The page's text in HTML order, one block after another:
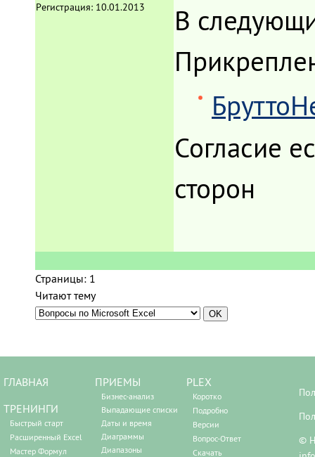
Регистрация: 10.01.2013
В
Согласие
сторон
Страницы: 1
Читают тему
ГЛАВНАЯ
ТРЕНИНГИ
Быстрый старт
Расширенный Excel
Мастер Формул
ПРИЕМЫ
Бизнес-анализ
Выпадающие списки
Даты и время
Диаграммы
Диапазоны
PLEX
Коротко
Подробно
Версии
Вопрос-Ответ
Скачать
©